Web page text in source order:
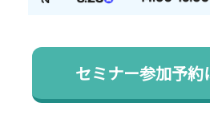
セミナー参加予約